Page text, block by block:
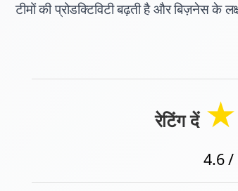
टीमों की प्रोडक्टिविटी बढ़ती है और बिज़नेस के
रेटिंग दें ★
4.6/